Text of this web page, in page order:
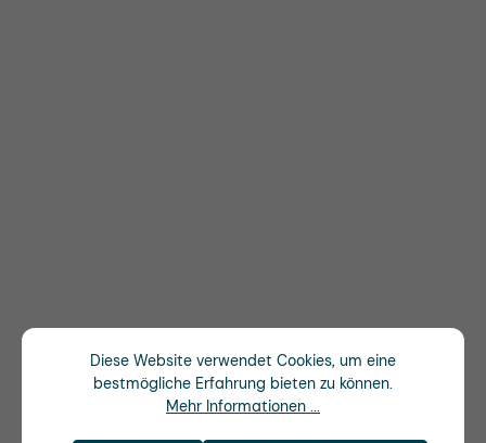
Diese Website verwendet Cookies, um eine
bestmögliche Erfahrung bieten zu können.
Mehr Informationen ...